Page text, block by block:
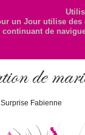
un Jour utilise
continuant de
de
Fabienne